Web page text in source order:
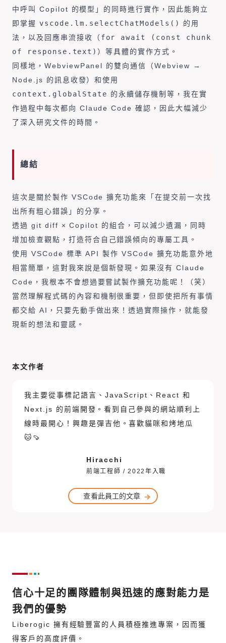
中呼叫 Copilot 的模型」的同時進行實作，因此能夠立
即掌握 vscode.lm.selectChatModels()
的用
法，以及回應串流接收（ for await (const chunk
of response.text) ）等具體的實作方式。
同樣地，WebviewPanel 的雙向通信（Webview →
Node.js 的訊息收發）和使用
context.globalState 的永續儲存機制等，我在實
作過程中每次都向 Claude Code 確認，因此大幅減少
了深入研究文件的時間。
總結
這次是關於製作 VSCode 擴充功能來「在提交前一次找
出所有粗心錯誤」的分享。
透過 git diff × Copilot 的組合，可以減少遺漏，同時
增加檢查觀點，打造符合自己錯誤傾向的專屬工具。
使用 VSCode 標準 API 製作 VSCode 擴充功能意外地
相當簡單，這對我來說是個新發現。如果沒有 Claude
Code，我根本不會想過要嘗試製作擴充功能呢！（笑）
當然理解程式碼的內容和機制很重要，但即使把所有事情
都交給 AI，只要先動手做出來！透過實際操作，就能發
現新的想法和靈感。
本文作者
我主要從事標記語言、JavaScript、React 和
Next.js 的前端開發。看到自己參與的網站順利上
線時最開心！興趣是彈吉他。喜歡貓咪和烤地瓜
🐱🍠
Hiracchi
前端工程師 / 2022年入職
查看此員工的文章
信心十足的團隊體制與迅速的應對能力是
我們的優勢
Liberogic 擁有經驗豐富的人員積極推進專案，因而獲
得客戶的高度評價。